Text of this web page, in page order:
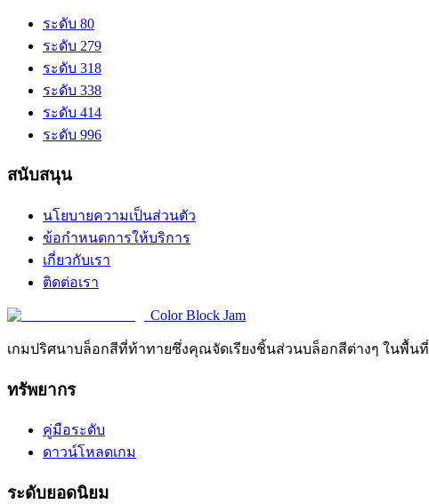
ระดับ 80
ระดับ 279
ระดับ 318
ระดับ 338
ระดับ 414
ระดับ 996
สนับสนุน
นโยบายความเป็นส่วนตัว
ข้อกำหนดการให้บริการ
เกี่ยวกับเรา
ติดต่อเรา
Color Block Jam
เกมปริศนาบล็อกสีที่ท้าทายซึ่งคุณจัดเรียงชิ้นส่วนบล็อกสีต่างๆ ในพื้น
ทรัพยากร
คู่มือระดับ
ดาวน์โหลดเกม
ระดับยอดนิยม